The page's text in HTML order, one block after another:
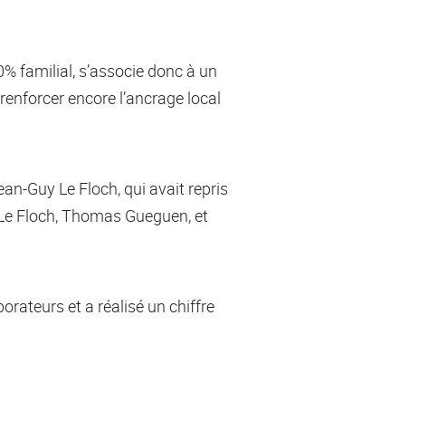
familial, s’associe donc à un
encore l’ancrage local
Guy Le Floch, qui avait repris
Floch, Thomas Gueguen, et
et a réalisé un chiffre